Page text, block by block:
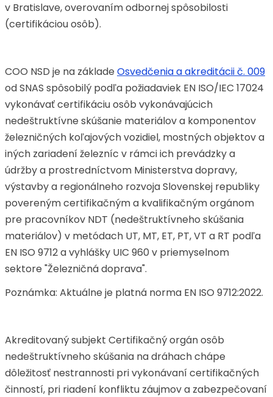
v Bratislave, overovaním odbornej spôsobilosti
(certifikáciou osôb).
COO NSD je na základe Osvedčenia a akreditácii č. 009
od SNAS spôsobilý podľa požiadaviek EN ISO/IEC 17024
vykonávať certifikáciu osôb vykonávajúcich
nedeštruktívne skúšanie materiálov a komponentov
železničných koľajových vozidiel, mostných objektov a
iných zariadení železníc v rámci ich prevádzky a
údržby a prostredníctvom Ministerstva dopravy,
výstavby a regionálneho rozvoja Slovenskej republiky
povereným certifikačným a kvalifikačným orgánom
pre pracovníkov NDT (nedeštruktívneho skúšania
materiálov) v metódach UT, MT, ET, PT, VT a RT podľa
EN ISO 9712 a vyhlášky UIC 960 v priemyselnom
sektore "Železničná doprava".
Poznámka: Aktuálne je platná norma EN ISO 9712:2022.
Akreditovaný subjekt Certifikačný orgán osôb
nedeštruktívneho skúšania na dráhach chápe
dôležitosť nestrannosti pri vykonávaní certifikačných
činností, pri riadení konfliktu záujmov a zabezpečovaní